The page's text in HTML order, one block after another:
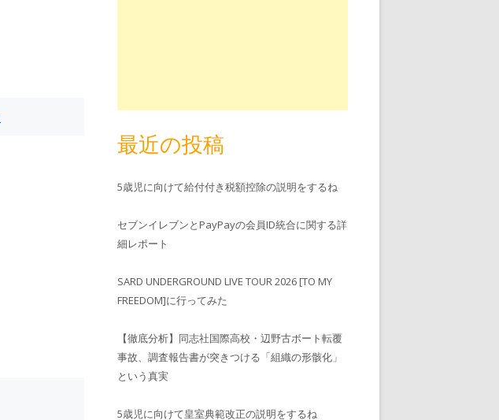
最近の投稿
5歳児に向けて給付付き税額控除の説明をするね
セブンイレブンとPayPayの会員ID統合に関する詳
細レポート
SARD UNDERGROUND LIVE TOUR 2026 [TO MY
FREEDOM]に行ってみた
【徹底分析】同志社国際高校・辺野古ボート転覆
事故、調査報告書が突きつける「組織の形骸化」
という真実
5歳児に向けて皇室典範改正の説明をするね